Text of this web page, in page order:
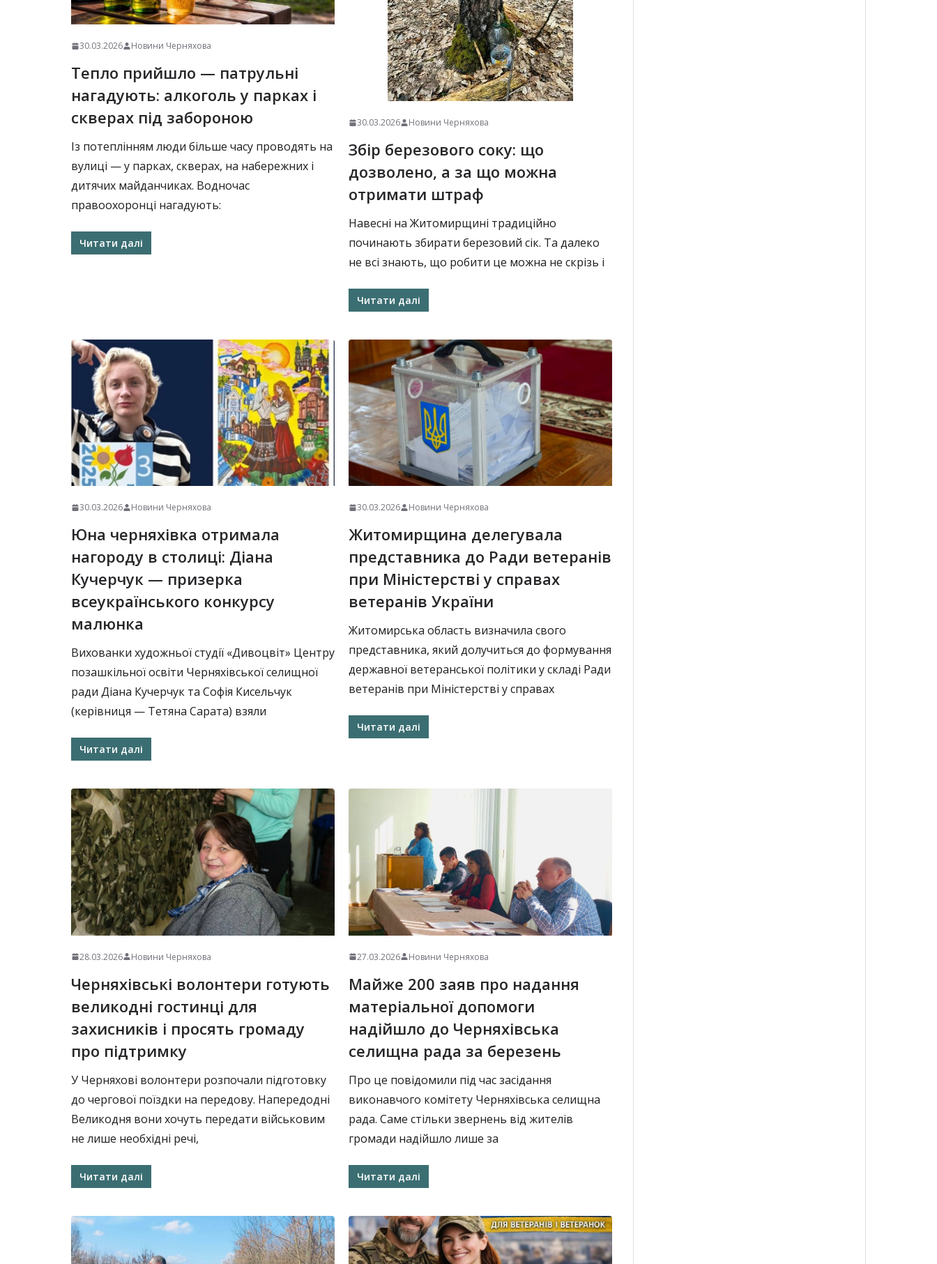
30.03.2026 Новини Черняхова
Тепло прийшло — патрульні
нагадують: алкоголь у парках і
скверах під забороною
Із потеплінням люди більше часу проводять на
вулиці — у парках, скверах, на набережних і
дитячих майданчиках. Водночас
правоохоронці нагадують:
Читати далі
30.03.2026 Новини Черняхова
Збір березового соку: що
дозволено, а за що можна
отримати штраф
Навесні на Житомирщині традиційно
починають збирати березовий сік. Та далеко
не всі знають, що робити це можна не скрізь і
Читати далі
30.03.2026 Новини Черняхова
Юна черняхівка отримала
нагороду в столиці: Діана
Кучерчук — призерка
всеукраїнського конкурсу
малюнка
Вихованки художньої студії «Дивоцвіт» Центру
позашкільної освіти Черняхівської селищної
ради Діана Кучерчук та Софія Кисельчук
(керівниця — Тетяна Сарата) взяли
Читати далі
30.03.2026 Новини Черняхова
Житомирщина делегувала
представника до Ради ветеранів
при Міністерстві у справах
ветеранів України
Житомирська область визначила свого
представника, який долучиться до формування
державної ветеранської політики у складі Ради
ветеранів при Міністерстві у справах
Читати далі
28.03.2026 Новини Черняхова
Черняхівські волонтери готують
великодні гостинці для
захисників і просять громаду
про підтримку
У Черняхові волонтери розпочали підготовку
до чергової поїздки на передову. Напередодні
Великодня вони хочуть передати військовим
не лише необхідні речі,
Читати далі
27.03.2026 Новини Черняхова
Майже 200 заяв про надання
матеріальної допомоги
надійшло до Черняхівська
селищна рада за березень
Про це повідомили під час засідання
виконавчого комітету Черняхівська селищна
рада. Саме стільки звернень від жителів
громади надійшло лише за
Читати далі